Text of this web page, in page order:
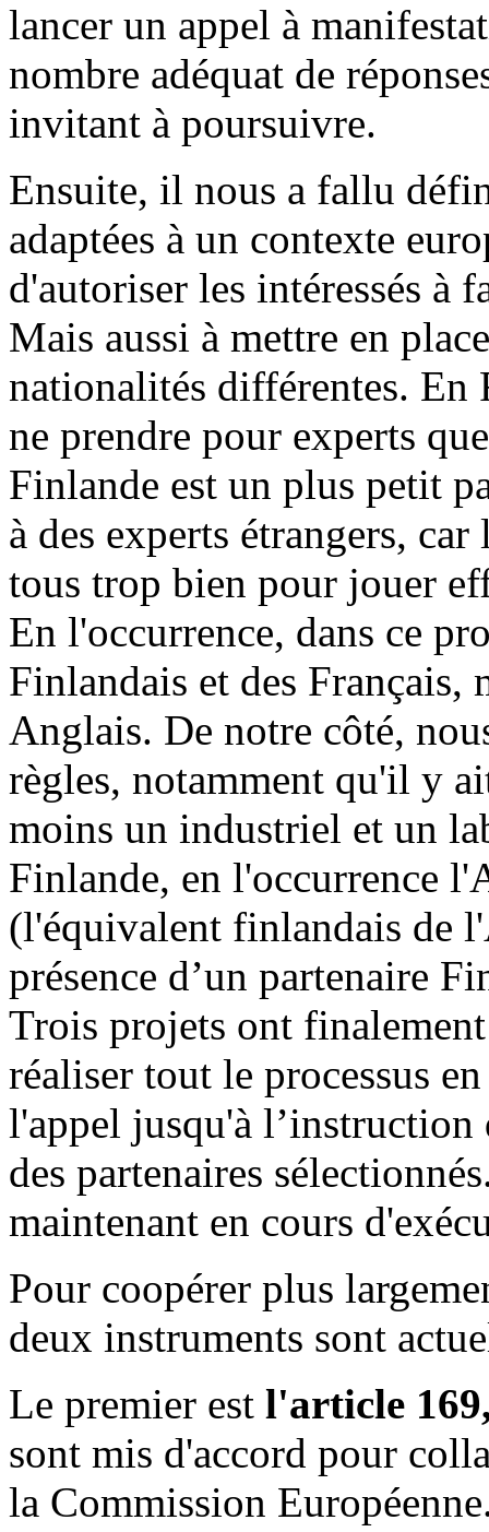
lancer un appel à
nombre adéquat de
invitant à poursuivre.
Ensuite, il nous a fallu
adaptées à un contexte
d'autoriser les intéressés à
Mais aussi à mettre en
nationalités différentes. En
ne prendre pour experts
Finlande est un plus petit
à des experts étrangers,
tous trop bien pour jouer
En l'occurrence, dans ce
Finlandais et des Français,
Anglais. De notre côté,
règles, notamment qu'il y
moins un industriel et un
Finlande, en l'occurrence
(l'équivalent finlandais de
présence d’un partenaire
Trois projets ont
réaliser tout le processus
l'appel jusqu'à l’instruction
des partenaires
maintenant en cours
Pour coopérer plus
deux instruments sont
Le premier est l'article
sont mis d'accord pour
la Commission